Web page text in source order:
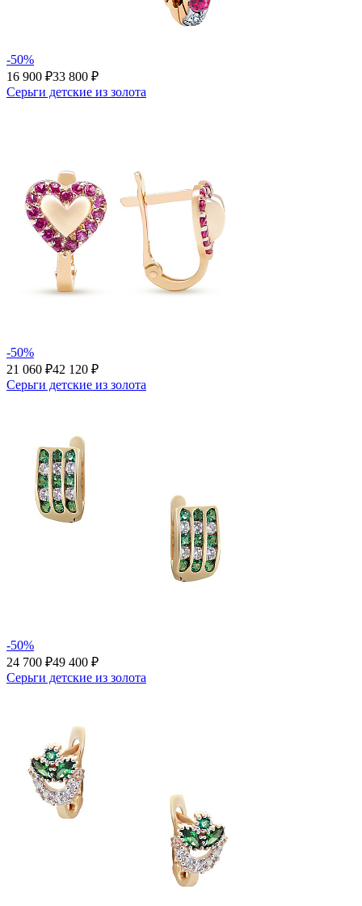
-50%
16 900 ₽33 800 ₽
Серьги детские из золота
-50%
21 060 ₽42 120 ₽
Серьги детские из золота
-50%
24 700 ₽49 400 ₽
Серьги детские из золота